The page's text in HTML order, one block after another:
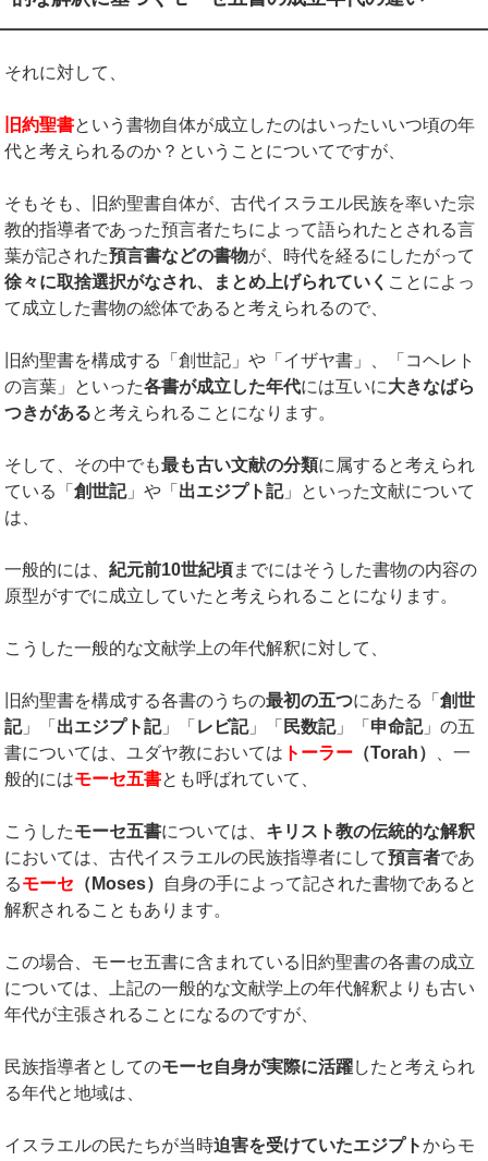
それに対して、
旧約聖書という書物自体が成立したのはいったいいつ頃の年
代と考えられるのか？ということについてですが、
そもそも、旧約聖書自体が、古代イスラエル民族を率いた宗
教的指導者であった預言者たちによって語られたとされる言
葉が記された預言書などの書物が、時代を経るにしたがって
徐々に取捨選択がなされ、まとめ上げられていく ことによっ
て成立した書物の総体であると考えられるので、
旧約聖書を構成する「創世記」や「イザヤ書」、「コヘレト
の言葉」といった各書が成立した年代には互いに大きなばら
つきがあると考えられることになります。
そして、その中でも最も古い文献の分類に属すると考えられ
ている「創世記」や「 出エジプト記」といった文献について
は、
一般的には、紀元前10世紀頃 までにはそうした書物の内容の
原型がすでに成立していたと考えられることになります。
こうした一般的な文献学上の年代解釈に対して、
旧約聖書を構成する各書のうちの最初の五つにあたる「創世
記」「 出エジプト記」「 レビ記」「 民数記」「 申命記」の五
書については、ユダヤ教においては トーラー （Torah） 、一
般的にはモーセ五書とも呼ばれていて、
こうしたモーセ五書については、 キリスト教の伝統的な解釈
においては、古代イスラエルの民族指導者にして預言者であ
るモーセ （ Moses） 自身の手によって記された書物であると
解釈されることもあります。
この場合、モーセ五書に含まれている旧約聖書の各書の成立
については、上記の一般的な文献学上の年代解釈よりも古い
年代が主張されることになるのですが、
民族指導者としてのモーセ自身が実際に活躍したと考えられ
る年代と地域は、
イスラエルの民たちが当時迫害を受けていたエジプトからモ